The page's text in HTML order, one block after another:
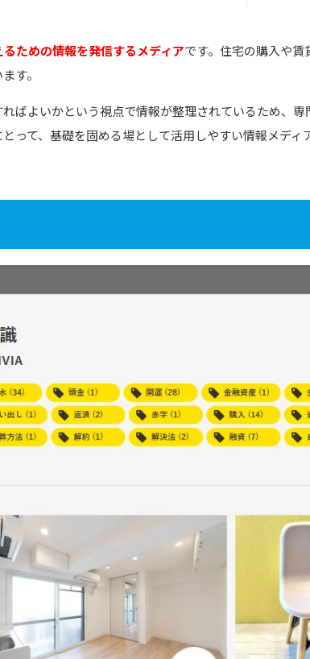
ための情報を発信するメディアです。住宅の購入や
す。
ばよいかという視点で情報が整理されているため、
って、基礎を固める場として活用しやすい情報メディ